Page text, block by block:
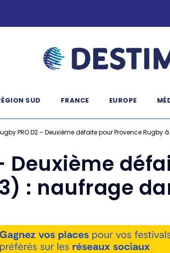
SUD FRANCE EUROPE
PRO D2 – Deuxième défaite pour Provence
Deuxième
: naufrage